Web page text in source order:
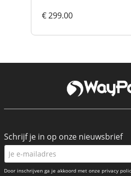
€ 299.00
Schrijf je in op onze nieuwsbrief
Door inschrijven ga je akkoord met onze privacy